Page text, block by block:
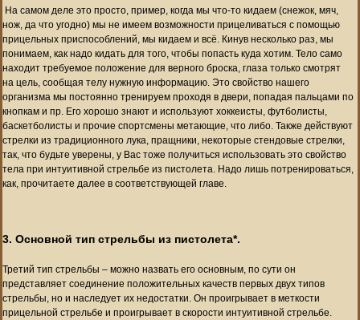
На самом деле это просто, пример, когда мы что-то кидаем (снежок, мяч,
нож, да что угодно) мы не имеем возможности прицеливаться с помощью
прицельных приспособлений, мы кидаем и всё. Кинув несколько раз, мы
понимаем, как надо кидать для того, чтобы попасть куда хотим. Тело само
находит требуемое положение для верного броска, глаза только смотрят
на цель, сообщая телу нужную информацию. Это свойство нашего
организма мы постоянно тренируем проходя в двери, попадая пальцами по
кнопкам и пр. Его хорошо знают и используют хоккеисты, футболисты,
баскетболисты и прочие спортсмены метающие, что либо. Также действуют
стрелки из традиционного лука, пращники, некоторые стендовые стрелки,
так, что будьте уверены, у Вас тоже получиться использовать это свойство
тела при интуитивной стрельбе из пистолета. Надо лишь потренироваться,
как, прочитаете далее в соответствующей главе.
3. Основной тип стрельбы из пистолета*.
Третий тип стрельбы – можно назвать его основным, по сути он
представляет соединение положительных качеств первых двух типов
стрельбы, но и наследует их недостатки. Он проигрывает в меткости
прицельной стрельбе и проигрывает в скорости интуитивной стрельбе.